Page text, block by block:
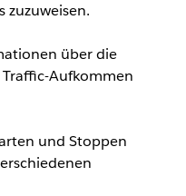
zuzuweisen.
über die
Aufkommen
und Stoppen